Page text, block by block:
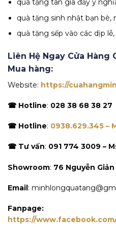
quà tặng tân gia đầy ý
quà tặng sinh nhật bạn bè,
quà tặng sếp vào các dịp
Liên Hệ Ngay Cửa Hàng
Mua hàng:
Website: https://
☎ Hotline: 028 38 68 38 27
☎ Hotline: 0938.629.345 –
☎ Tư vấn: 091 774 3009 –
Showroom: 76 Nguyễn Giản
Email:
Fanpage:
https://